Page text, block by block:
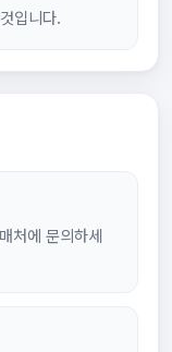
입니다.
처에 문의하세